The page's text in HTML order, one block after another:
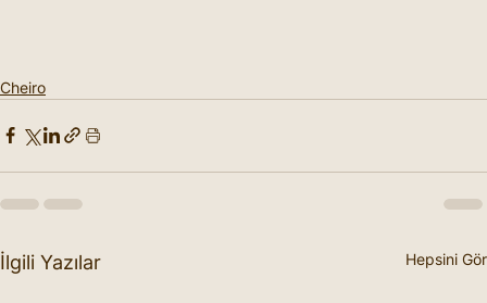
Cheiro
İlgili Yazılar Hepsini Gör